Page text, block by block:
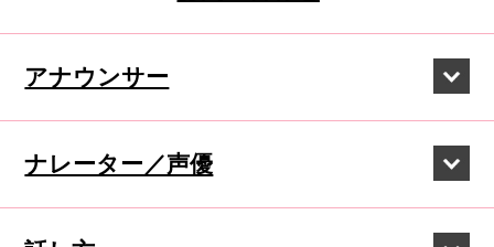
アナウンサー
ナレーター／声優